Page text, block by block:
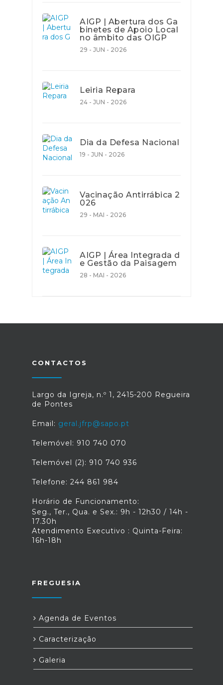
AIGP | Abertura dos Ga
binetes de Apoio Local
no âmbito das OIGP
29 - JUN - 2026
Leiria Repara
24 - JUN - 2026
Dia da Defesa Nacional
19 - JUN - 2026
Vacinação Antirrábica 2
026
29 - MAI - 2026
AIGP | Área Integrada d
e Gestão da Paisagem
28 - MAI - 2026
CONTACTOS
Largo da Igreja, n.º 1, 2415-200 Regueira
de Pontes
Email: geral.jfrp@sapo.pt
Telemóvel: 910 740 070
Telemóvel (2): 910 740 936
Telefone: 244 861 984
Horário de Funcionamento:
Seg., Ter., Qua. e Sex.: 9h - 12h30 / 14h -
17.30h
Atendimento Executivo : Quinta-Feira:
16h-18h
FREGUESIA
Agenda de Eventos
Caracterização
Galeria